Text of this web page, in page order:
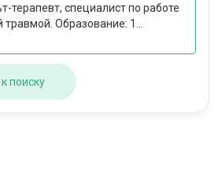
терапевт, специалист по работе
травмой. Образование: 1...
поиску